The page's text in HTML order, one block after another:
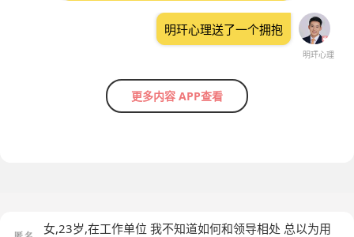
明玕心理
明玕心理送了一个拥抱
更多内容 APP查看
女,23岁,在工作单位 我不知道如何和领导相处 总以为用